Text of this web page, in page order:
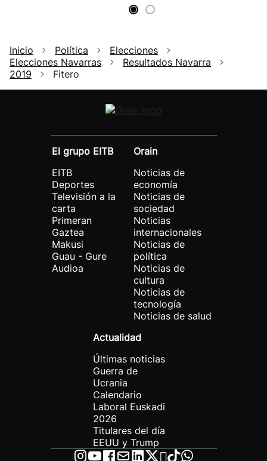
Inicio Política
Elecciones
Elecciones Navarras
Resultados Navarra
2019
Fitero
El grupo EITB
EITB
Deportes
Televisión a la
carta
Primeran
Gaztea
Makusi
Guau - Gure
Audioa
Orain
Noticias de
economía
Noticias de
sociedad
Noticias
internacionales
Noticias de
política
Noticias de
cultura
Noticias de
tecnología
Noticias de salud
Actualidad
Últimas noticias
Guerra de
Ucrania
Calendario
Laboral Euskadi
2026
Titulares del día
EEUU y Trump